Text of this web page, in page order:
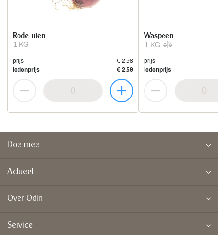
1 KG
Rode uien
prijs
€ 2,98
ledenprijs
€ 2,59
1 KG
Waspeen
prijs
ledenprijs
Doe mee
Actueel
Over Odin
Service